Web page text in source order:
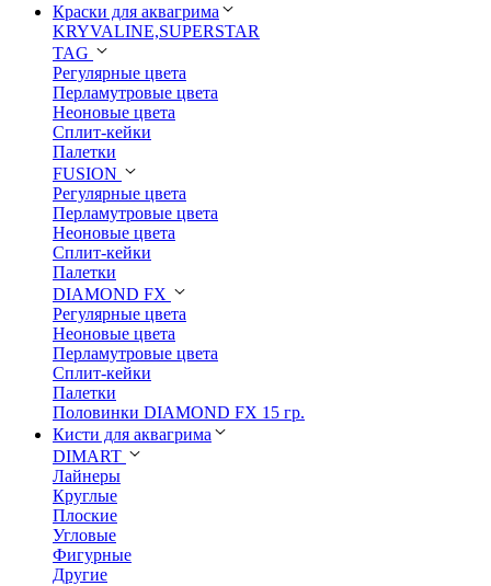
Краски для аквагрима
KRYVALINE,SUPERSTAR
TAG
Регулярные цвета
Перламутровые цвета
Неоновые цвета
Сплит-кейки
Палетки
FUSION
Регулярные цвета
Перламутровые цвета
Неоновые цвета
Сплит-кейки
Палетки
DIAMOND FX
Регулярные цвета
Неоновые цвета
Перламутровые цвета
Сплит-кейки
Палетки
Половинки DIAMOND FX 15 гр.
Кисти для аквагрима
DIMART
Лайнеры
Круглые
Плоские
Угловые
Фигурные
Другие